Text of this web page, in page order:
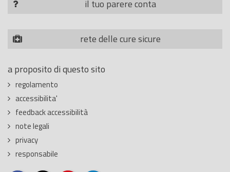
il tuo parere conta
rete delle cure sicure
a proposito di questo sito
regolamento
accessibilita'
feedback accessibilità
note legali
privacy
responsabile